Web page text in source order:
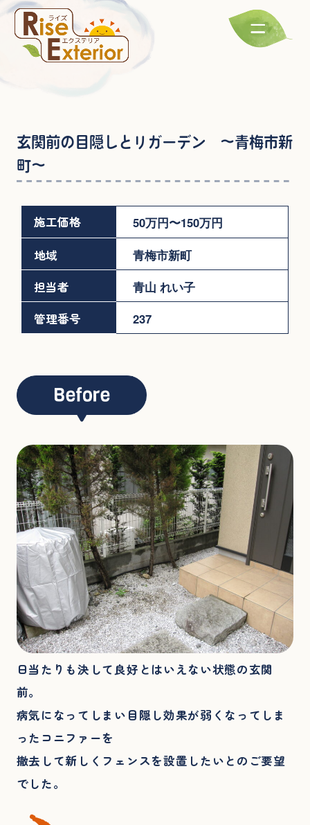
玄関前の目隠しとリガーデン ～青梅市新
町～
施工価格
50万円〜150万円
地域
青梅市新町
担当者
青山 れい子
管理番号
237
日当たりも決して良好とはいえない状態の玄関
前。
病気になってしまい目隠し効果が弱くなってしま
ったコニファーを
撤去して新しくフェンスを設置したいとのご要望
でした。